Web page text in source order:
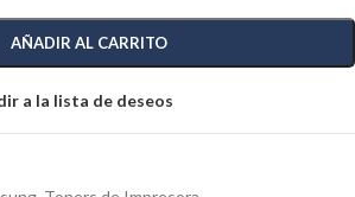
AÑADIR AL CARRITO
a la lista de deseos